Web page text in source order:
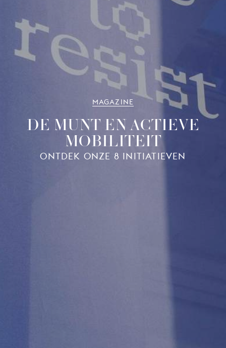
MAGAZINE
DE MUNT EN ACTIEVE
MOBILITEIT
ONTDEK ONZE 8 INITIATIEVEN